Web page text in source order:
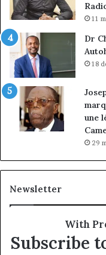
11
Dr
18
une
29
Newsletter
With
Subscribe